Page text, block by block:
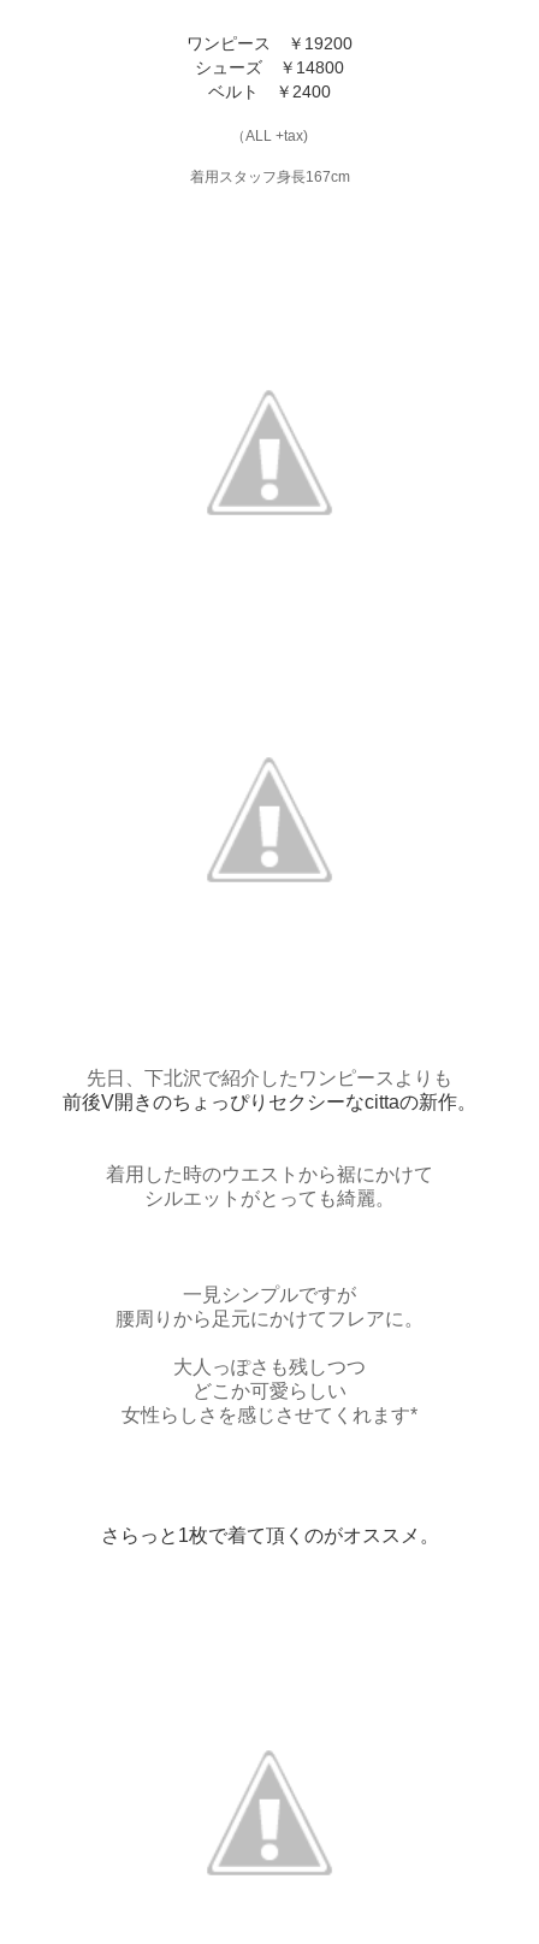
ワンピース ￥19200
シューズ ￥14800
ベルト ￥2400
（ALL +tax)
着用スタッフ身長167cm
先日、下北沢で紹介したワンピースよりも
前後V開きのちょっぴりセクシーなcittaの新作。
着用した時のウエストから裾にかけて
シルエットがとっても綺麗。
一見シンプルですが
腰周りから足元にかけてフレアに。
大人っぽさも残しつつ
どこか可愛らしい
女性らしさを感じさせてくれます*
さらっと1枚で着て頂くのがオススメ。